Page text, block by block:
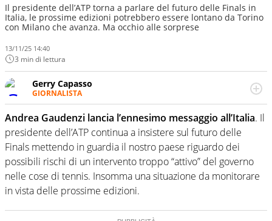
Il presidente dell’ATP torna a parlare del futuro delle Finals in
Italia, le prossime edizioni potrebbero essere lontano da Torino
con Milano che avanza. Ma occhio alle sorprese
13/11/25 14:40
3 min di lettura
Gerry Capasso
GIORNALISTA
Per lui gli sport americani non hanno segreti: basket,
football, baseball e la capacità innata di trovare la notizia
dove altri non vedono granché
Andrea Gaudenzi lancia l’ennesimo messaggio all’Italia. Il
presidente dell’ATP continua a insistere sul futuro delle
Finals mettendo in guardia il nostro paese riguardo dei
possibili rischi di un intervento troppo “attivo” del governo
nelle cose di tennis. Insomma una situazione da monitorare
in vista delle prossime edizioni.